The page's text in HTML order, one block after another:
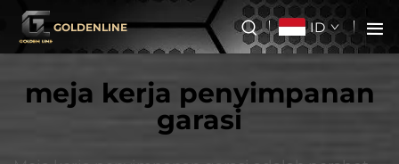
GOLDENLINE ID
meja kerja penyimpanan
garasi